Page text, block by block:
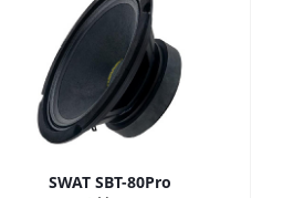
SWAT SBT-80Pro